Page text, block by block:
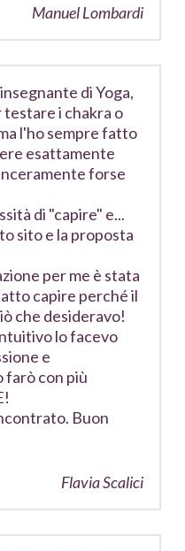
Manuel Lombardi
di Yoga,
testare i chakra o
l'ho sempre fatto
esattamente
forse
di "capire" e...
sito e la proposta
per me è stata
capire perché il
che desideravo!
lo facevo
e
farò con più
Buon
Flavia Scalici